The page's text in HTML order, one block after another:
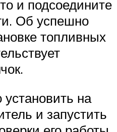
и подсоедините
Об успешно
топливных
на
и запустить